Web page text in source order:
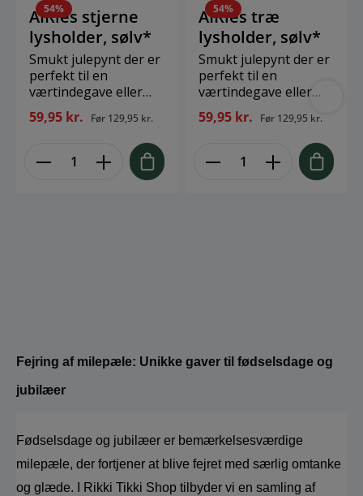
54%
AIRies stjerne
lysholder, sølv*
Smukt julepynt der er
perfekt til en
værtindegave eller
blot forkælelse til dig
selv. Design: AIRies
Materiale: Stål
59,95 kr. Før 129,95 kr.
54%
AIRies træ
lysholder, sølv*
Smukt julepynt der er
perfekt til en
værtindegave eller
blot forkælelse til dig
selv. Design: AIRies
Materiale: Stål
59,95 kr. Før 129,95 kr.
Fejring af milepæle: Unikke gaver til fødselsdage og
jubilæer
Fødselsdage og jubilæer er bemærkelsesværdige
milepæle, der fortjener at blive fejret med særlig omtanke
og glæde. I Rikki Tikki Shop tilbyder vi en samling af